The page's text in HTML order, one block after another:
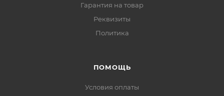
Гарантия на товар
Реквизиты
Политика
ПОМОЩЬ
Условия оплаты